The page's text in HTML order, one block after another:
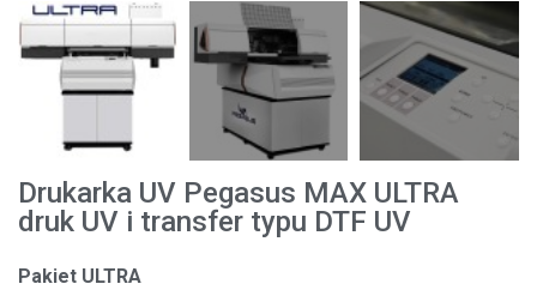
Drukarka UV Pegasus MAX ULTRA
druk UV i transfer typu DTF UV
Pakiet ULTRA